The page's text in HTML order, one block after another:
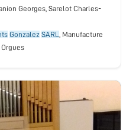
Georges, Sarelot Charles-
Gonzalez SARL , Manufacture